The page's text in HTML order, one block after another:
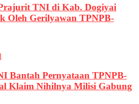
TNI di Kab. Dogiyai
Oleh Gerilyawan TPNPB-
Bantah Pernyataan TPNPB-
Klaim Nihilnya Milisi Gabung